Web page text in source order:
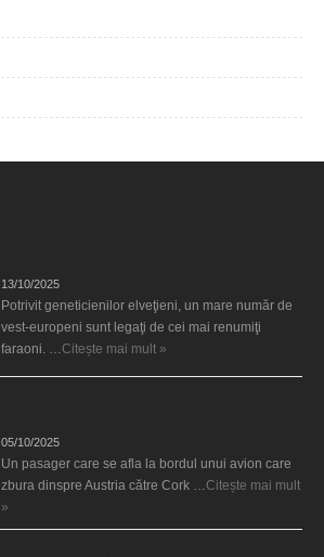
13/10/2025
Potrivit geneticienilor elveţieni, un mare număr de
vest-europeni sunt legaţi de cei mai renumiţi
faraoni. …Citește mai mult »
05/10/2025
Un pasager care se afla la bordul unui avion care
zbura dinspre Austria către Cork …Citește mai mult
»